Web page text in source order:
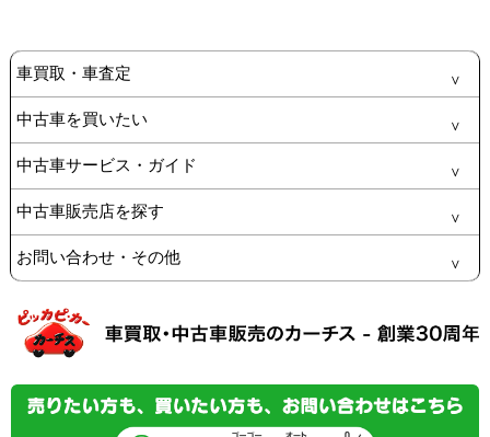
車買取・車査定
中古車を買いたい
中古車サービス・ガイド
中古車販売店を探す
お問い合わせ・その他